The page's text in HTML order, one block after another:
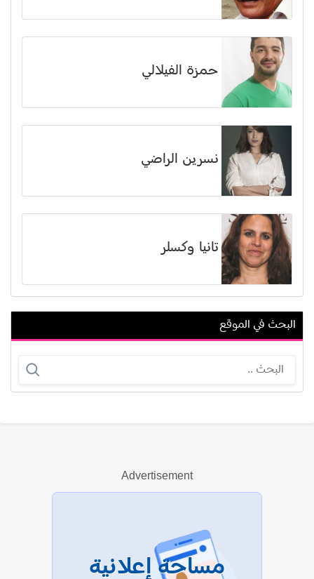
حمزة الفيلالي
نسرين الراضي
تانيا وكسلر
محمد سيد عبد القادر
عرض الكل
البحث في الموقع
Advertisement
مساحة إعلانية